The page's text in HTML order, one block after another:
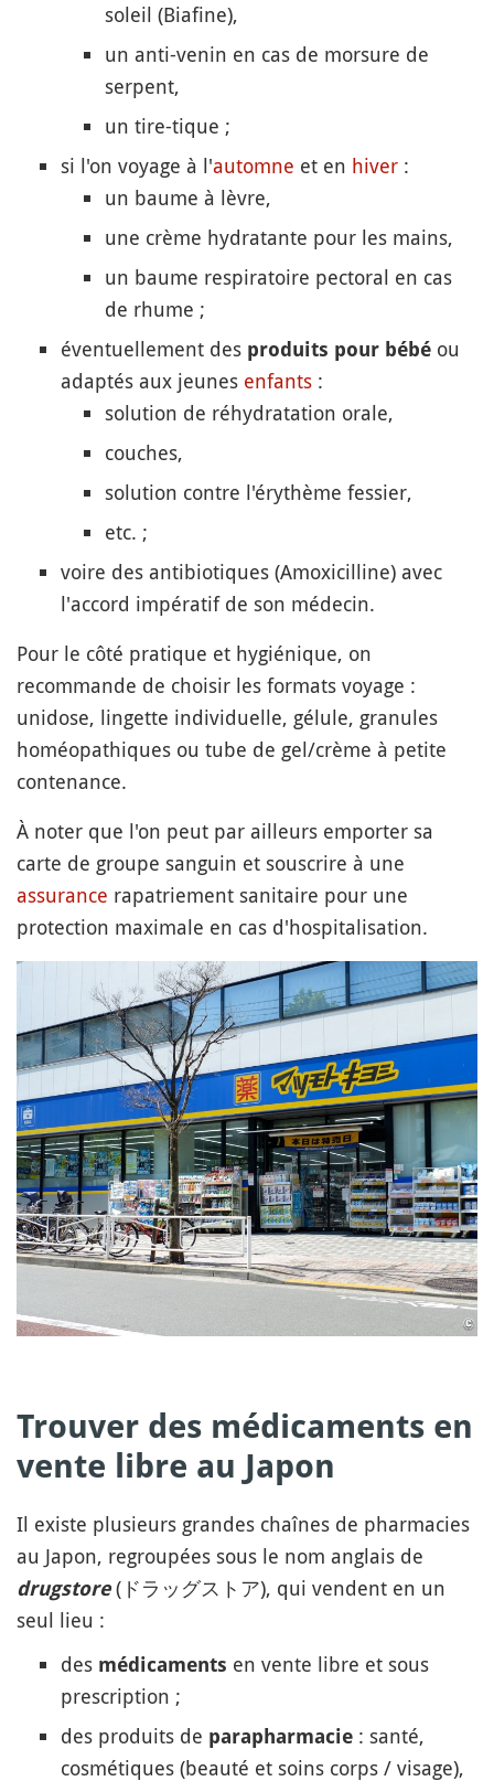
soleil (Biafine),
un anti-venin en cas de morsure de
serpent,
un tire-tique ;
si l'on voyage à l'automne et en hiver :
un baume à lèvre,
une crème hydratante pour les mains,
un baume respiratoire pectoral en cas
de rhume ;
éventuellement des produits pour bébé ou
adaptés aux jeunes enfants :
solution de réhydratation orale,
couches,
solution contre l'érythème fessier,
etc. ;
voire des antibiotiques (Amoxicilline) avec
l'accord impératif de son médecin.
Pour le côté pratique et hygiénique, on
recommande de choisir les formats voyage :
unidose, lingette individuelle, gélule, granules
homéopathiques ou tube de gel/crème à petite
contenance.
À noter que l'on peut par ailleurs emporter sa
carte de groupe sanguin et souscrire à une
assurance rapatriement sanitaire pour une
protection maximale en cas d'hospitalisation.
Trouver des médicaments en
vente libre au Japon
Il existe plusieurs grandes chaînes de pharmacies
au Japon, regroupées sous le nom anglais de
drugstore (ドラッグストア), qui vendent en un
seul lieu :
des médicaments en vente libre et sous
prescription ;
des produits de parapharmacie : santé,
cosmétiques (beauté et soins corps / visage),